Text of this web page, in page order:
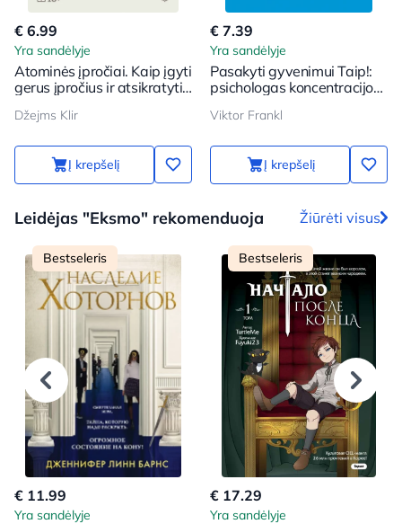
€ 6.99
Yra sandėlyje
Atominės įpročiai. Kaip įgyti
gerus įpročius ir atsikratyti
Džejms Klir
Į krepšelį
€ 7.39
Yra sandėlyje
Pasakyti gyvenimui Taip!:
psichologas koncentracijos
Viktor Frankl
Į krepšelį
Leidėjas "Eksmo" rekomenduoja Žiūrėti visus
Bestseleris
€ 11.99
Yra sandėlyje
Bestseleris
€ 17.29
Yra sandėlyje